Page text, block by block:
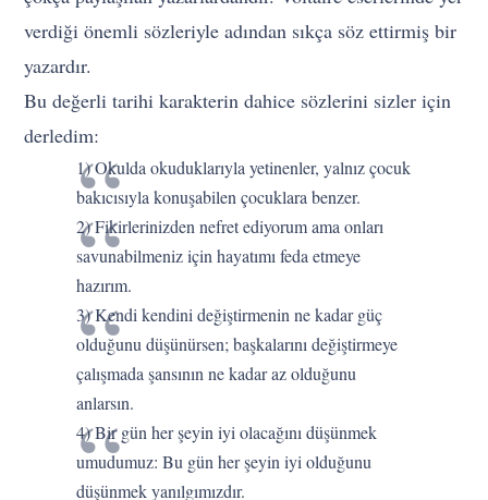
verdiği önemli sözleriyle adından sıkça söz ettirmiş bir
yazardır.
Bu değerli tarihi karakterin dahice sözlerini sizler için
derledim:
1) Okulda okuduklarıyla yetinenler, yalnız çocuk
bakıcısıyla konuşabilen çocuklara benzer.
2) Fikirlerinizden nefret ediyorum ama onları
savunabilmeniz için hayatımı feda etmeye
hazırım.
3) Kendi kendini değiştirmenin ne kadar güç
olduğunu düşünürsen; başkalarını değiştirmeye
çalışmada şansının ne kadar az olduğunu
anlarsın.
4) Bir gün her şeyin iyi olacağını düşünmek
umudumuz: Bu gün her şeyin iyi olduğunu
düşünmek yanılgımızdır.